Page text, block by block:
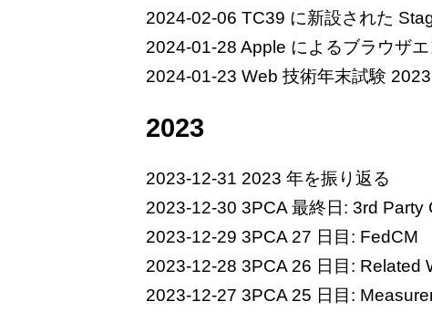
2024-02-06 TC39 に新設された
2024-01-28 Apple によるブラウザ
2024-01-23 Web 技術年末試験
2023
2023-12-31 2023 年を振り返る
2023-12-30 3PCA 最終日: 3rd Party
2023-12-29 3PCA 27 日目: FedCM
2023-12-28 3PCA 26 日目: Related
2023-12-27 3PCA 25 日目: